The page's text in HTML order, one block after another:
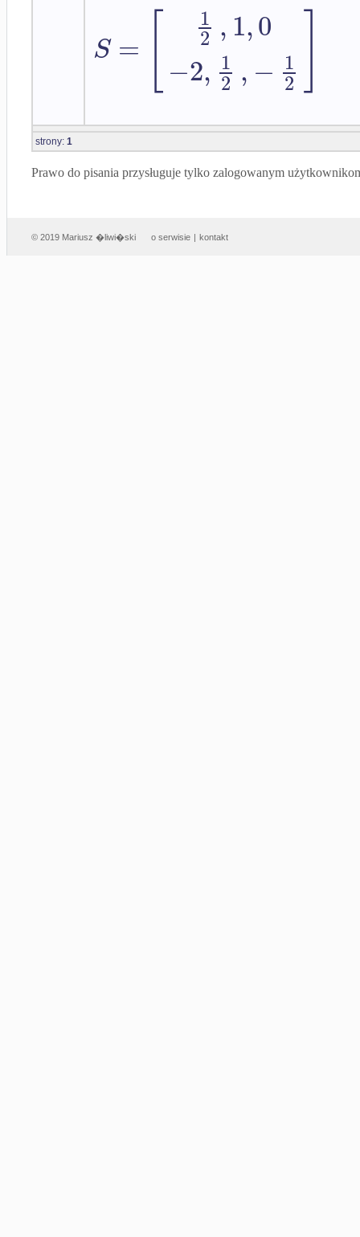
S =
1
2 ,1,0
−2, 1
2 ,− 1
2
strony: 1
Prawo do pisania przysługuje tylko zalogowanym
© 2019 Mariusz �liwi�ski o serwisie | kontakt